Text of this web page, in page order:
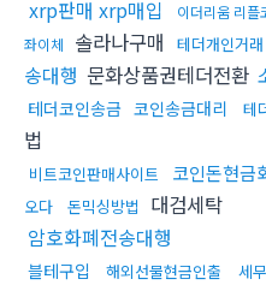
xrp판매 xrp매입 이더리움 리플
좌이체
솔라나구매 테더개인거래
송대행 문화상품권테더전환
테더코인송금 코인송금대리 테
법
비트코인판매사이트 코인돈현금
오다
돈믹싱방법
대검세탁
암호화폐전송대행
블테구입 해외선물현금인출 세